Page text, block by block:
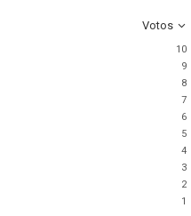
Votos
10
9
8
7
6
5
4
3
2
1